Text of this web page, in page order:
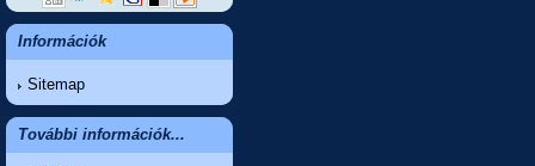
Információk
Sitemap
További információk...